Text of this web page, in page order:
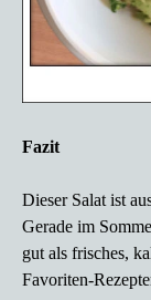
Fazit
Dieser Salat ist
Gerade im
gut als frisches,
Favoriten-